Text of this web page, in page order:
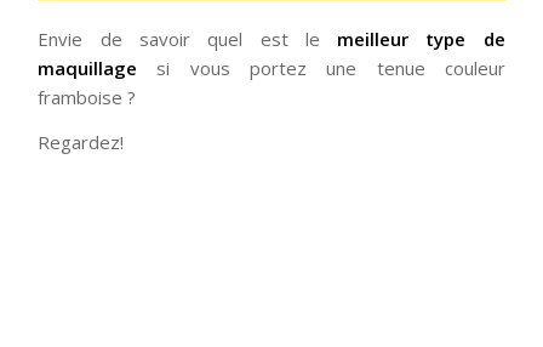
Envie de savoir quel est le meilleur type de
maquillage si vous portez une tenue couleur
framboise ?
Regardez!